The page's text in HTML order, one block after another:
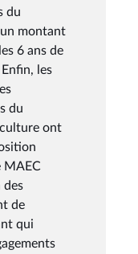
du
un montant
6 ans de
les
du
ont
MAEC
des
de
qui